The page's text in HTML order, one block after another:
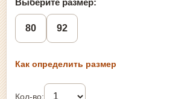
80 92
Как определить размер
Кол-во: